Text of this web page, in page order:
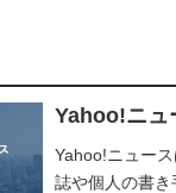
Yahoo!ニュ
Yahoo!ニュー
誌や個人の書